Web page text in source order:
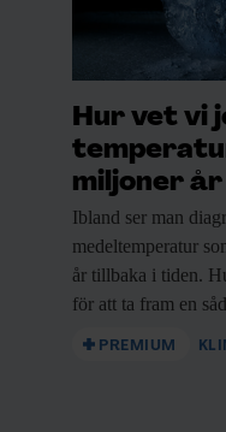
Hur vet vi
miljoner år
Ibland ser man
medeltemperatur
år tillbaka i tiden.
för att ta fram en
PREMIUM